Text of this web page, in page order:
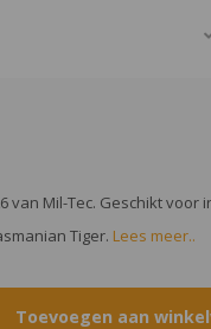
van Mil-Tec. Geschikt voor
Tiger. Lees meer..
Toevoegen aan